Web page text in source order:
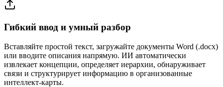
Гибкий ввод и умный разбор
Вставляйте простой текст, загружайте документы Word (.docx)
или вводите описания напрямую. ИИ автоматически
извлекает концепции, определяет иерархии, обнаруживает
связи и структурирует информацию в организованные
интеллект-карты.